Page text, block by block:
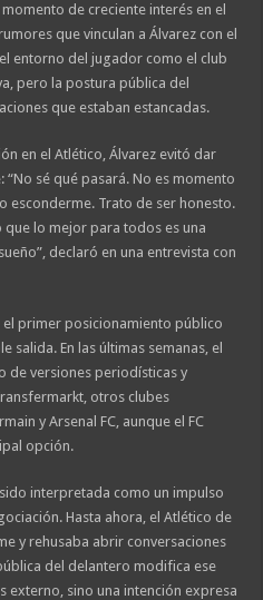
de creciente interés en el
que vinculan a Álvarez con el
entorno del jugador como el club
pero la postura pública del
que estaban estancadas.
en el Atlético, Álvarez evitó dar
sé qué pasará. No es momento
esconderme. Trato de ser honesto.
que lo mejor para todos es una
declaró en una entrevista con
primer posicionamiento público
salida. En las últimas semanas, el
de versiones periodísticas y
otros clubes
y Arsenal FC, aunque el FC
opción.
sido interpretada como un impulso
Hasta ahora, el Atlético de
y rehusaba abrir conversaciones
del delantero modifica ese
externo, sino una intención expresa